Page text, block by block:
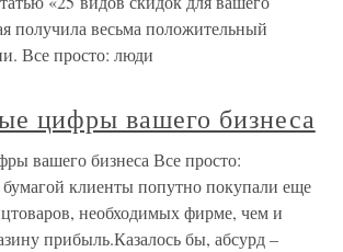
получила весьма положительный
Все просто: люди
цифры вашего бизнеса
вашего бизнеса Все просто:
клиенты попутно покупали еще
необходимых фирме, чем и
прибыль.Казалось бы, абсурд –